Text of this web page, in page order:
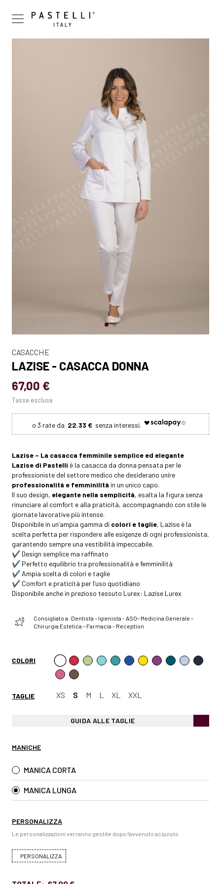
CASACCHE
LAZISE - CASACCA DONNA
67,00 €
Tasse escluse
22.33 €
Lazise – La casacca femminile semplice ed elegante
Lazise di Pastelli è la casacca da donna pensata per le
professioniste del settore medico che desiderano unire
professionalità e femminilità in un unico capo.
Il suo design, elegante nella semplicità, esalta la figura senza
rinunciare al comfort e alla praticità, accompagnando con stile le
giornate lavorative più intense.
Disponibile in un’ampia gamma di colori e taglie, Lazise è la
scelta perfetta per rispondere alle esigenze di ogni professionista,
garantendo sempre una vestibilità impeccabile.
✔️ Design semplice ma raffinato
✔️ Perfetto equilibrio tra professionalità e femminilità
✔️ Ampia scelta di colori e taglie
✔️ Comfort e praticità per l’uso quotidiano
Disponibile anche in prezioso tessuto Lurex: Lazise Lurex
Consigliato a: Dentista – Igienista - ASO– Medicina Generale –
Chirurgia Estetica – Farmacia - Reception
COLORI
TAGLIE XS S M L XL XXL
GUIDA ALLE TAGLIE
MANICHE
MANICA CORTA
MANICA LUNGA
PERSONALIZZA
Le personalizzazioni verranno gestite dopo l'avvenuto acquisto
PERSONALIZZA